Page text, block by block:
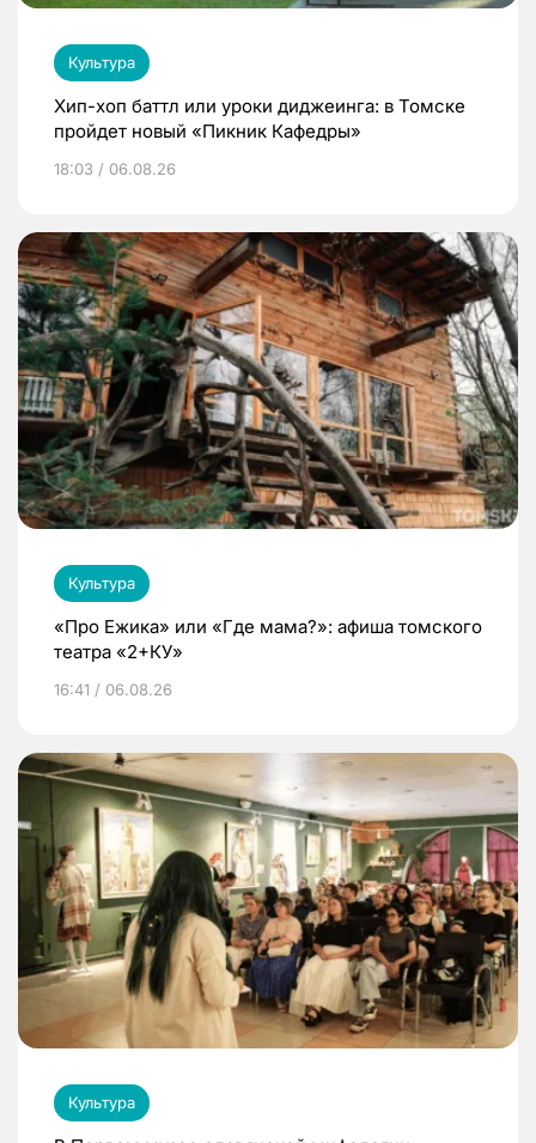
Культура
Хип-хоп баттл или уроки диджеинга: в Томске
пройдет новый «Пикник Кафедры»
18:03 / 06.08.26
Культура
«Про Ежика» или «Где мама?»: афиша томского
театра «2+КУ»
16:41 / 06.08.26
Культура